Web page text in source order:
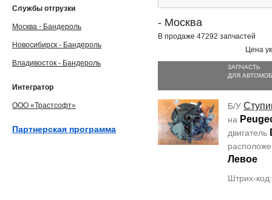
- Москва
В продаже 47292 запчастей
Цена
ЗАПЧАСТЬ
ДЛЯ
Б/У
на
двигатель
Левое
Штрих-
Службы отгрузки
Москва - Бандероль
Новосибирск - Бандероль
Владивосток - Бандероль
Интегратор
ООО «Трастсофт»
Партнерская программа